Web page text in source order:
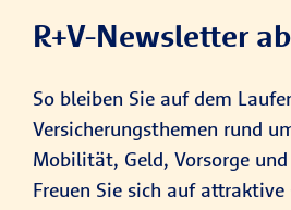
R+V-Newsletter
So bleiben Sie auf dem
Versicherungsthemen rund
Mobilität, Geld, Vorsorge
Freuen Sie sich auf